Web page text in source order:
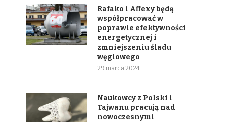
Rafako i Affexy będą
współpracować w
poprawie efektywności
energetycznej i
zmniejszeniu śladu
węglowego
29 marca 2024
Naukowcy z Polski i
Tajwanu pracują nad
nowoczesnymi